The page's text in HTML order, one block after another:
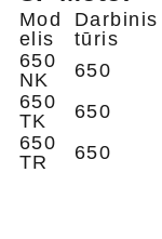
Mod
elis
Darbinis
tūris
650
NK
650
650
TK
650
650
TR
650